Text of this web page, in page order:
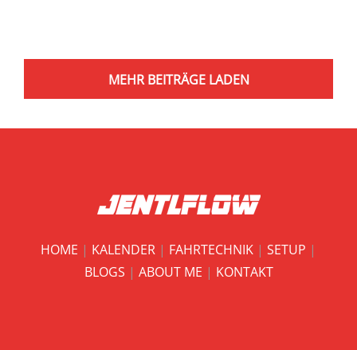
MEHR BEITRÄGE LADEN
HOME | KALENDER | FAHRTECHNIK | SETUP |
BLOGS | ABOUT ME | KONTAKT